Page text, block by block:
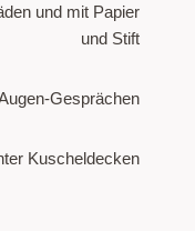
und mit Papier
und Stift
Gesprächen
Kuscheldecken